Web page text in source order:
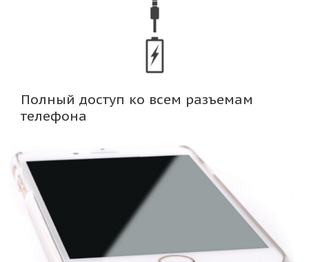
Полный доступ ко всем разъемам
телефона